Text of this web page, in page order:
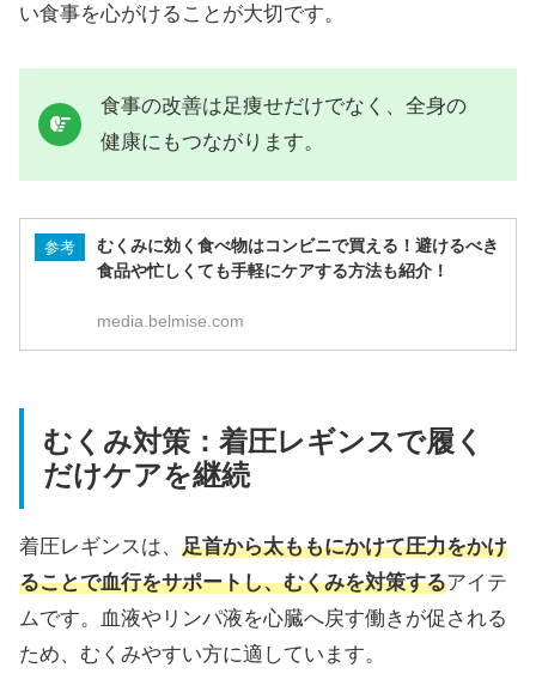
い食事を心がけることが大切です。
食事の改善は足痩せだけでなく、全身の
健康にもつながります。
参考
むくみに効く食べ物はコンビニで買える！避けるべき
食品や忙しくても手軽にケアする方法も紹介！
media.belmise.com
むくみ対策：着圧レギンスで履く
だけケアを継続
着圧レギンスは、 足首から太ももにかけて圧力をかけ
ることで血行をサポートし、むくみを対策するアイテ
ムです。血液やリンパ液を心臓へ戻す働きが促される
ため、むくみやすい方に適しています。